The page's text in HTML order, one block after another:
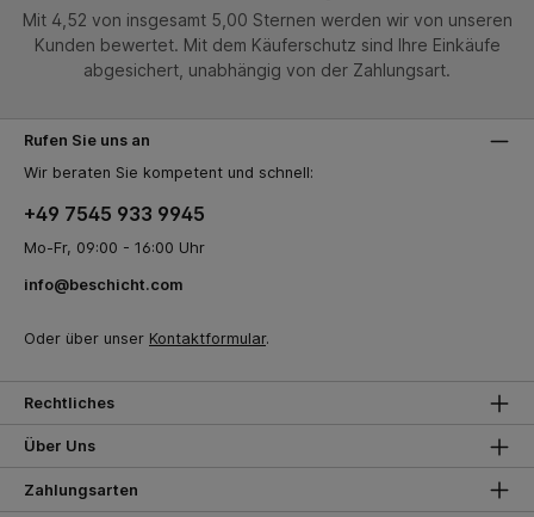
Mit 4,52 von insgesamt 5,00 Sternen werden wir von unseren
Kunden bewertet. Mit dem Käuferschutz sind Ihre Einkäufe
abgesichert, unabhängig von der Zahlungsart.
Rufen Sie uns an
Wir beraten Sie kompetent und schnell:
+49 7545 933 9945
Mo-Fr, 09:00 - 16:00 Uhr
info@beschicht.com
Oder über unser Kontaktformular.
Rechtliches
Über Uns
Zahlungsarten